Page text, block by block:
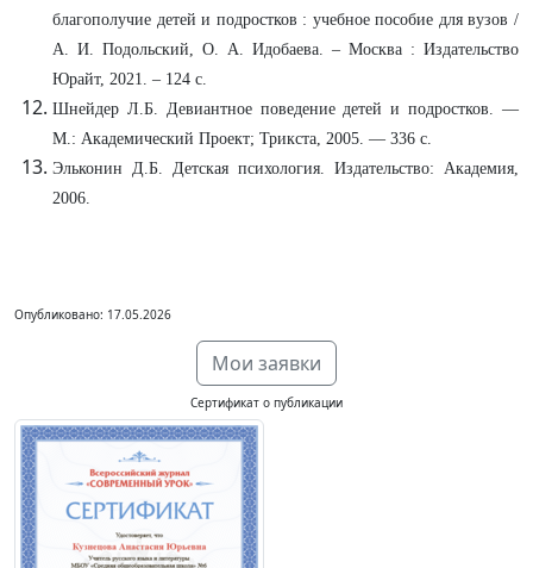
благополучие детей и подростков : учебное пособие для вузов /
А. И. Подольский, О. А. Идобаева. – Москва : Издательство
Юрайт, 2021. – 124 с.
Шнейдер Л.Б. Девиантное поведение детей и подростков. —
М.: Академический Проект; Трикста, 2005. — 336 с.
Эльконин Д.Б. Детская психология. Издательство: Академия,
2006.
Опубликовано: 17.05.2026
Мои заявки
Сертификат о публикации